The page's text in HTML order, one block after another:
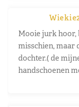
Mooie jurk hoor,
misschien, maar
dochter.( de
handschoenen